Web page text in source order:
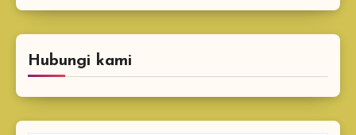
Hubungi kami